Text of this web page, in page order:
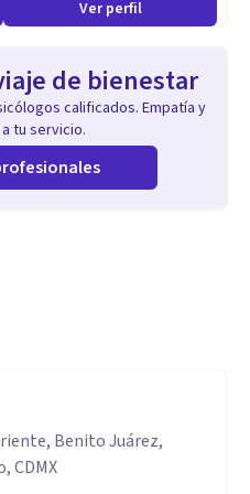
Ver perfil
de bienestar
calificados. Empatía y
tu servicio.
Benito Juárez,
CDMX